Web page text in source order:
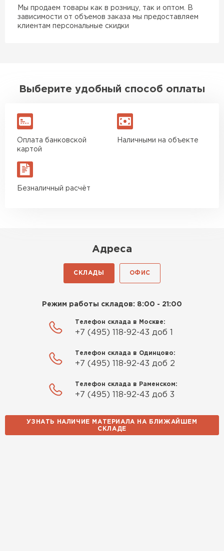
Мы продаем товары как в розницу, так и оптом. В
зависимости от объемов заказа мы предоставляем
клиентам персональные скидки
Выберите удобный способ оплаты
Оплата банковской
картой
Наличными на объекте
Безналичный расчёт
Адреса
СКЛАДЫ ОФИС
Режим работы складов: 8:00 - 21:00
Телефон склада в Москве:
+7 (495) 118-92-43 доб 1
Телефон склада в Одинцово:
+7 (495) 118-92-43 доб 2
Телефон склада в Раменском:
+7 (495) 118-92-43 доб 3
УЗНАТЬ НАЛИЧИЕ МАТЕРИАЛА НА БЛИЖАЙШЕМ
СКЛАДЕ